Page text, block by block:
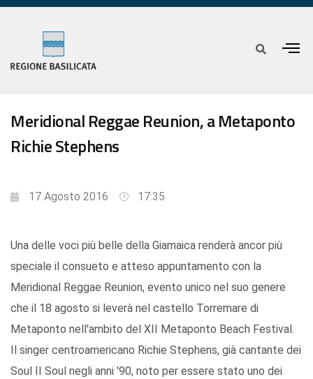
Meridional Reggae Reunion, a Metaponto
Richie Stephens
17 Agosto 2016 17:35
Una delle voci più belle della Giamaica renderà ancor più
speciale il consueto e atteso appuntamento con la
Meridional Reggae Reunion, evento unico nel suo genere
che il 18 agosto si leverà nel castello Torremare di
Metaponto nell'ambito del XII Metaponto Beach Festival.
Il singer centroamericano Richie Stephens, già cantante dei
Soul II Soul negli anni '90, noto per essere stato uno dei